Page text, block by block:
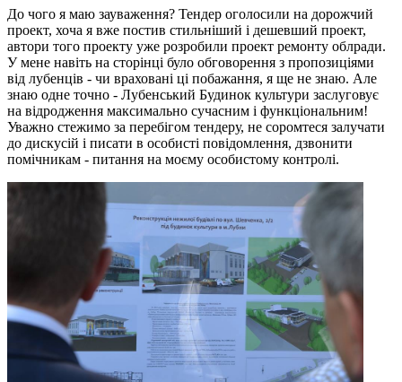
До чого я маю зауваження? Тендер оголосили на дорожчий
проект, хоча я вже постив стильніший і дешевший проект,
автори того проекту уже розробили проект ремонту облради.
У мене навіть на сторінці було обговорення з пропозиціями
від лубенців - чи враховані ці побажання, я ще не знаю. Але
знаю одне точно - Лубенський Будинок культури заслуговує
на відродження максимально сучасним і функціональним!
Уважно стежимо за перебігом тендеру, не соромтеся залучати
до дискусій і писати в особисті повідомлення, дзвонити
помічникам - питання на моєму особистому контролі.